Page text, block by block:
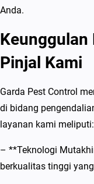
Anda.
Keunggulan
Pinjal Kami
Garda Pest Control
di bidang
layanan kami meliputi:
– **Teknologi
berkualitas tinggi